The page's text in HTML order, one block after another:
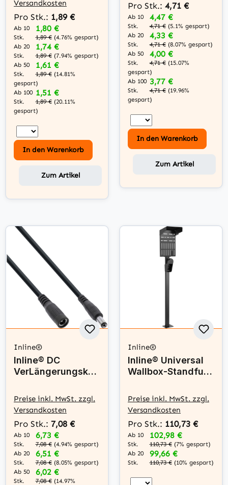
Versandkosten
Pro Stk.: 1,89 €
Ab 10
Stk.
1,80 €
1,89 € (4.76% gespart)
Ab 20
Stk.
1,74 €
1,89 € (7.94% gespart)
Ab 50
Stk.
1,61 €
1,89 € (14.81%
gespart)
Ab 100
Stk.
1,51 €
1,89 € (20.11%
gespart)
In den Warenkorb
Zum Artikel
Pro Stk.: 4,71 €
Ab 10
Stk.
4,47 €
4,71 € (5.1% gespart)
Ab 20
Stk.
4,33 €
4,71 € (8.07% gespart)
Ab 50
Stk.
4,00 €
4,71 € (15.07%
gespart)
Ab 100
Stk.
3,77 €
4,71 € (19.96%
gespart)
In den Warenkorb
Zum Artikel
Inline®
Inline® DC
VerLängerungskab
Stecker/Buchse
5,5x2,1mm, AWG
18, schwarz, 2m
Preise inkl. MwSt. zzgl.
Versandkosten
Pro Stk.: 7,08 €
Ab 10
Stk.
6,73 €
7,08 € (4.94% gespart)
Ab 20
Stk.
6,51 €
7,08 € (8.05% gespart)
Ab 50
Stk.
6,02 €
7,08 € (14.97%
Inline®
Inline® Universal
Wallbox-Standfuß
Halterung,
schwarz
Preise inkl. MwSt. zzgl.
Versandkosten
Pro Stk.: 110,73 €
Ab 10
Stk.
102,98 €
110,73 € (7% gespart)
Ab 20
Stk.
99,66 €
110,73 € (10% gespart)